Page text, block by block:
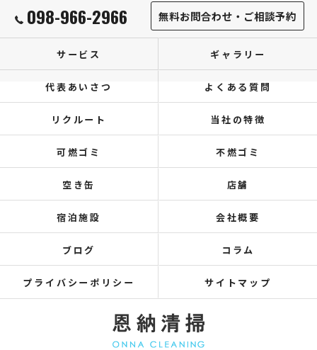
098-966-2966 無料お問合わせ・ご相談予約
サービス ギャラリー
代表あいさつ よくある質問
リクルート 当社の特徴
可燃ゴミ 不燃ゴミ
空き缶 店舗
宿泊施設 会社概要
ブログ コラム
プライバシーポリシー サイトマップ